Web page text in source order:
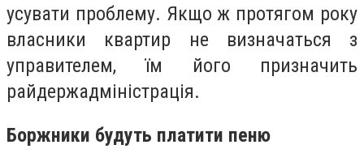
усувати проблему. Якщо ж протягом року
власники квартир не визначаться з
управителем, їм його призначить
райдержадміністрація.
Боржники будуть платити пеню